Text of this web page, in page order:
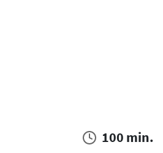
100 min.